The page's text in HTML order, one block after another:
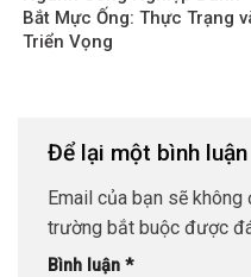
Bắt Mực Ống: Thực Trạng
Triển Vọng
Để lại một bình luận
Email của bạn sẽ
trường bắt buộc được
Bình luận *